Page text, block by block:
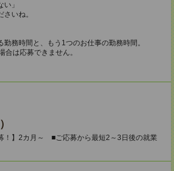
」
いね。
務時間と、もう1つのお仕事の勤務時間。
合は応募できません。
！】2カ月～ ■ご応募から最短2～3日後の就業